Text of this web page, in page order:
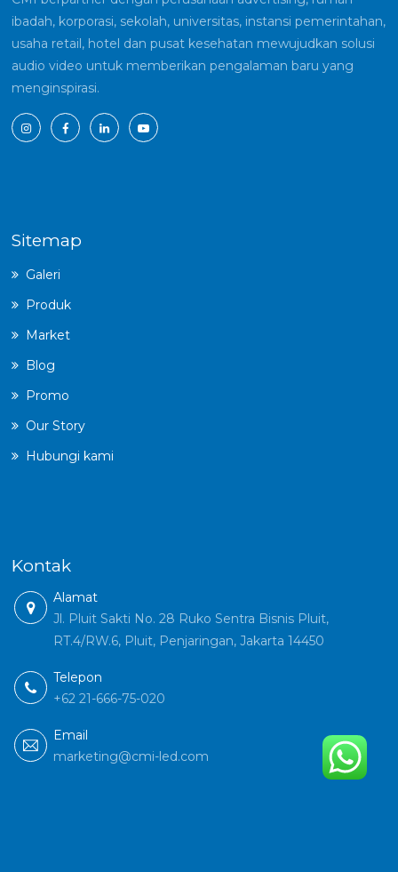
ibadah, korporasi, sekolah, universitas, instansi pemerintahan,
usaha retail, hotel dan pusat kesehatan mewujudkan solusi
audio video untuk memberikan pengalaman baru yang
menginspirasi.
Sitemap
Galeri
Produk
Market
Blog
Promo
Our Story
Hubungi kami
Kontak
Alamat
Jl. Pluit Sakti No. 28 Ruko Sentra Bisnis Pluit,
RT.4/RW.6, Pluit, Penjaringan, Jakarta 14450
Telepon
+62 21-666-75-020
Email
marketing@cmi-led.com